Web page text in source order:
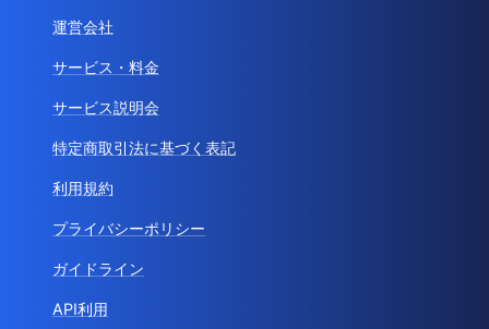
運営会社
サービス・料金
サービス説明会
特定商取引法に基づく表記
利用規約
プライバシーポリシー
ガイドライン
API利用